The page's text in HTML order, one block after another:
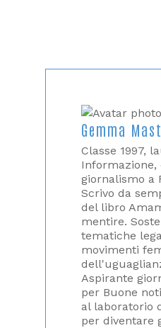
Gemma
Classe 1997,
Informazione,
giornalismo a
Scrivo da
del libro
mentire.
tematiche
movimenti
Aspirante
per Buone
al laboratorio
per diventare